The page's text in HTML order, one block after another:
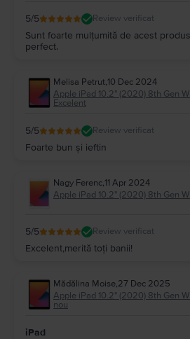
5/5 Review verificat
Sunt foarte mulțumită de acest
perfect.
Melisa Petrut,10 Dec 2024
Apple iPad 10.2" (2020) 8th Gen
Excelent
5/5 Review verificat
Foarte bun și ieftin
Nagy Ferenc,11 Apr 2024
Apple iPad 10.2" (2020) 8th Gen
5/5 Review verificat
Excelent,merită toți banii!
Mădălina Moise,27 Dec 2025
Apple iPad 10.2" (2020) 8th Gen
nou
iPad